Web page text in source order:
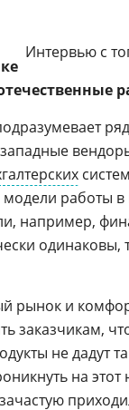
Интервью с
работы
например,
одинаковы,
рынок и
заказчикам,
не дадут
на